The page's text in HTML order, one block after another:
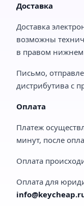
Доставка
Доставка
возможны
в правом нижнем
Письмо,
дистрибутива с
Оплата
Платеж
минут, после
Оплата
Оплата для